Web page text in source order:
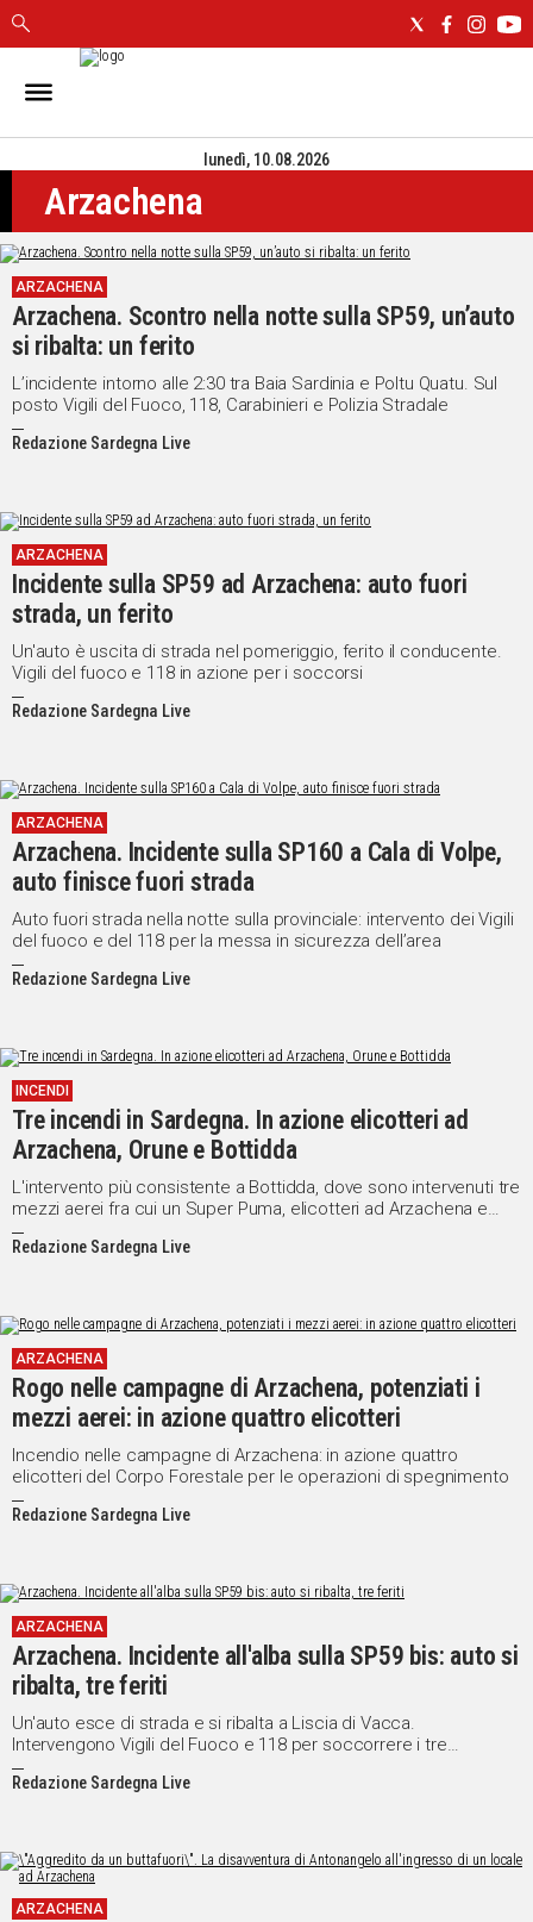
IN
CAGLIARI
SASSARI
NUORO
ORISTANO
SULCIS
GALLURA
OGLIASTRA
MEDIO
CAMPIDANO
POLITICA
IN
ITALIA
NEL
MONDO
SPORT
EVENTI
VIDEO
Vai
Social
lunedì, 10.08.2026
Arzachena
ARZACHENA
Arzachena. Scontro nella notte sulla SP59, un’auto
si ribalta: un ferito
L’incidente intorno alle 2:30 tra Baia Sardinia e Poltu Quatu. Sul
posto Vigili del Fuoco, 118, Carabinieri e Polizia Stradale
Redazione Sardegna Live
ARZACHENA
Incidente sulla SP59 ad Arzachena: auto fuori
strada, un ferito
Un'auto è uscita di strada nel pomeriggio, ferito il conducente.
Vigili del fuoco e 118 in azione per i soccorsi
Redazione Sardegna Live
ARZACHENA
Arzachena. Incidente sulla SP160 a Cala di Volpe,
auto finisce fuori strada
Auto fuori strada nella notte sulla provinciale: intervento dei Vigili
del fuoco e del 118 per la messa in sicurezza dell’area
Redazione Sardegna Live
INCENDI
Tre incendi in Sardegna. In azione elicotteri ad
Arzachena, Orune e Bottidda
L'intervento più consistente a Bottidda, dove sono intervenuti tre
mezzi aerei fra cui un Super Puma, elicotteri ad Arzachena e
Orune
Redazione Sardegna Live
ARZACHENA
Rogo nelle campagne di Arzachena, potenziati i
mezzi aerei: in azione quattro elicotteri
Incendio nelle campagne di Arzachena: in azione quattro
elicotteri del Corpo Forestale per le operazioni di spegnimento
Redazione Sardegna Live
ARZACHENA
Arzachena. Incidente all'alba sulla SP59 bis: auto si
ribalta, tre feriti
Un'auto esce di strada e si ribalta a Liscia di Vacca.
Intervengono Vigili del Fuoco e 118 per soccorrere i tre
occupanti
Redazione Sardegna Live
ARZACHENA